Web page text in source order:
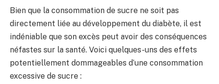
Bien que la consommation de sucre ne soit pas
directement liée au développement du diabète, il est
indéniable que son excès peut avoir des conséquences
néfastes sur la santé. Voici quelques-uns des effets
potentiellement dommageables d’une consommation
excessive de sucre :